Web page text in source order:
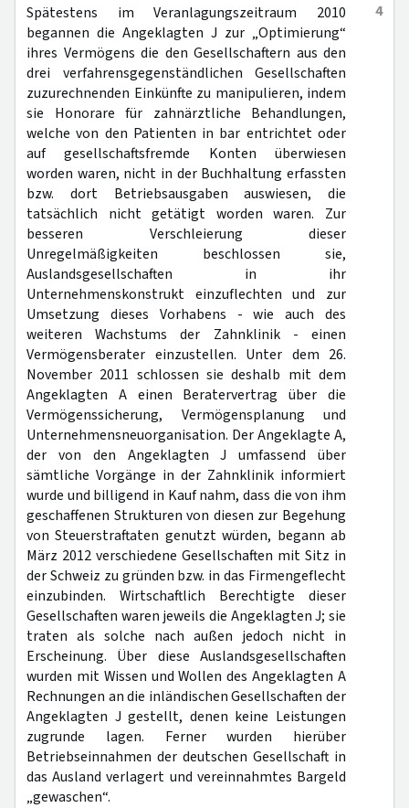
4
Spätestens im Veranlagungszeitraum 2010
begannen die Angeklagten J zur „Optimierung“
ihres Vermögens die den Gesellschaftern aus den
drei verfahrensgegenständlichen Gesellschaften
zuzurechnenden Einkünfte zu manipulieren, indem
sie Honorare für zahnärztliche Behandlungen,
welche von den Patienten in bar entrichtet oder
auf gesellschaftsfremde Konten überwiesen
worden waren, nicht in der Buchhaltung erfassten
bzw. dort Betriebsausgaben auswiesen, die
tatsächlich nicht getätigt worden waren. Zur
besseren Verschleierung dieser
Unregelmäßigkeiten beschlossen sie,
Auslandsgesellschaften in ihr
Unternehmenskonstrukt einzuflechten und zur
Umsetzung dieses Vorhabens - wie auch des
weiteren Wachstums der Zahnklinik - einen
Vermögensberater einzustellen. Unter dem 26.
November 2011 schlossen sie deshalb mit dem
Angeklagten A einen Beratervertrag über die
Vermögenssicherung, Vermögensplanung und
Unternehmensneuorganisation. Der Angeklagte A,
der von den Angeklagten J umfassend über
sämtliche Vorgänge in der Zahnklinik informiert
wurde und billigend in Kauf nahm, dass die von ihm
geschaffenen Strukturen von diesen zur Begehung
von Steuerstraftaten genutzt würden, begann ab
März 2012 verschiedene Gesellschaften mit Sitz in
der Schweiz zu gründen bzw. in das Firmengeflecht
einzubinden. Wirtschaftlich Berechtigte dieser
Gesellschaften waren jeweils die Angeklagten J; sie
traten als solche nach außen jedoch nicht in
Erscheinung. Über diese Auslandsgesellschaften
wurden mit Wissen und Wollen des Angeklagten A
Rechnungen an die inländischen Gesellschaften der
Angeklagten J gestellt, denen keine Leistungen
zugrunde lagen. Ferner wurden hierüber
Betriebseinnahmen der deutschen Gesellschaft in
das Ausland verlagert und vereinnahmtes Bargeld
„gewaschen“.